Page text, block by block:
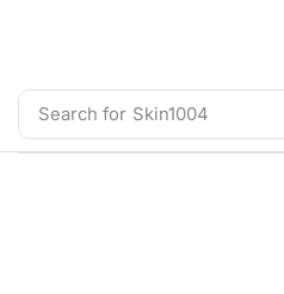
Search for Skin1004